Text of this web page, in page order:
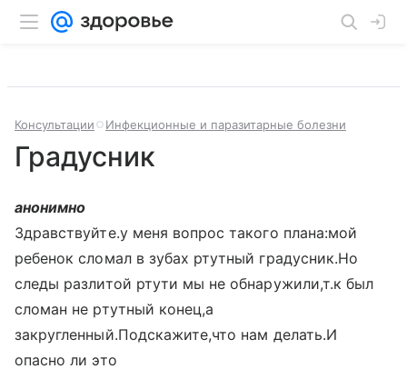
Консультации Инфекционные и паразитарные болезни
Градусник
анонимно
Здравствуйте.у меня вопрос такого плана:мой
ребенок сломал в зубах ртутный градусник.Но
следы разлитой ртути мы не обнаружили,т.к был
сломан не ртутный конец,а
закругленный.Подскажите,что нам делать.И
опасно ли это